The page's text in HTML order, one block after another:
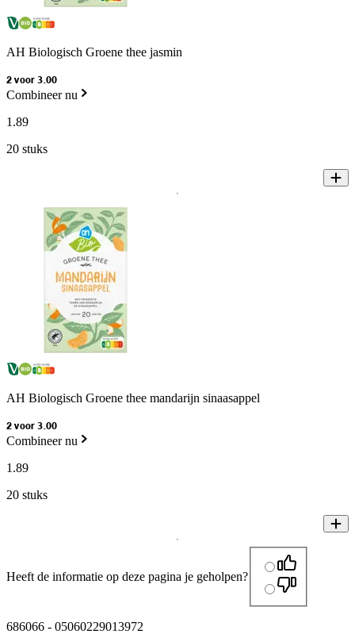
AH Biologisch Groene thee jasmin
2 voor 3.00
Combineer nu
1 .89
20 stuks
AH Biologisch Groene thee mandarijn sinaasappel
2 voor 3.00
Combineer nu
1 .89
20 stuks
Heeft de informatie op deze pagina je geholpen?
686066 - 05060229013972